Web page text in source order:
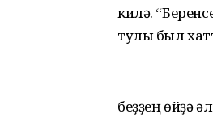
килә.
тулы был
беҙҙең өйҙә